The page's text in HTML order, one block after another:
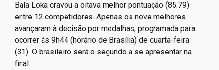
Bala Loka cravou a oitava melhor pontuação (85.79)
entre 12 competidores. Apenas os nove melhores
avançaram à decisão por medalhas, programada para
ocorrer às 9h44 (horário de Brasília) de quarta-feira
(31). O brasileiro será o segundo a se apresentar na
final.